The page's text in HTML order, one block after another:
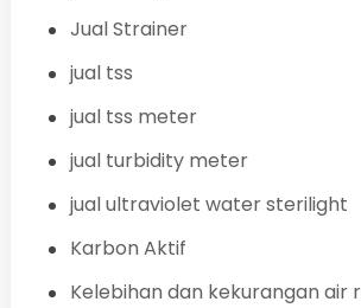
Jual Strainer
jual tss
jual tss meter
jual turbidity meter
jual ultraviolet water sterilight
Karbon Aktif
Kelebihan dan kekurangan air